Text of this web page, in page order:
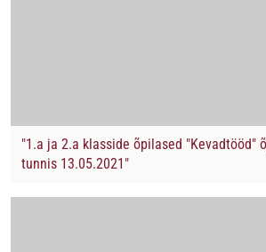
"1.a ja 2.a klasside õpilased "Kevadtööd"
tunnis 13.05.2021"